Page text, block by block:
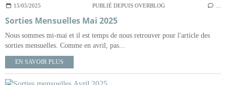
15/05/2025 PUBLIÉ DEPUIS OVERBLOG
Sorties Mensuelles Mai 2025
Nous sommes mi-mai et il est temps de nous retrouver pour l'article des
sorties mensuelles. Comme en avril, pas...
EN SAVOIR PLUS